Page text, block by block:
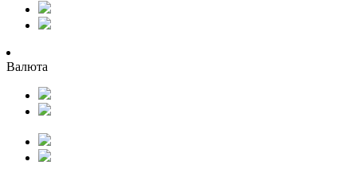
Валюта